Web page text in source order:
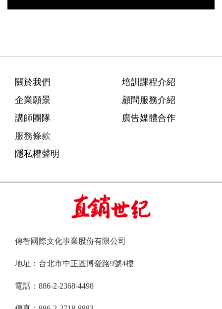
關於我們
企業願景
講師團隊
服務條款
隱私權聲明
培訓課程介紹
顧問服務介紹
廣告媒體合作
傳智國際文化事業股份有限公司
地址：台北市中正區博愛路9號4樓
電話：886-2-2368-4498